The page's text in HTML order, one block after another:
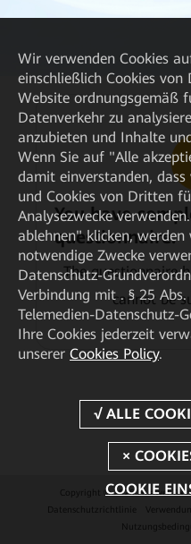
You have
questionnaire.
The questionnaire
cannot be
Copyright © 2026 Huawei
Datenschutzrichtlinie
Wir verwenden Cookies
einschließlich Cookies
Website ordnungsgemäß
Datenverkehr zu
anzubieten und Inhalte
Wenn Sie auf "Alle
damit einverstanden, dass
und Cookies von Dritten
Analysezwecke
ablehnen" klicken,
notwendige Zwecke
Datenschutz-
Verbindung mit . § 25
Telemedien-Datenschutz-
Ihre Cookies jederzeit
unserer Cookies Policy.
COOKIE